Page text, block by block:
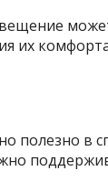
их
полезно в